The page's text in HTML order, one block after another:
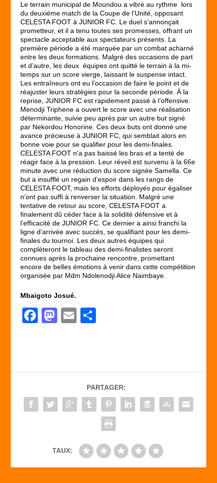
Le terrain municipal de Moundou a vibré au rythme lors
du deuxième match de la Coupe de l’Unité, opposant
CELESTA FOOT à JUNIOR FC. Le duel s’annonçait
prometteur, et il a tenu toutes ses promesses, offrant un
spectacle acceptable aux spectateurs présents. La
première période a été marquée par un combat acharné
entre les deux formations. Malgré des occasions de part
et d’autre, les deux équipes ont quitté le terrain à la mi-
temps sur un score vierge, laissant le suspense intact.
Les entraîneurs ont eu l’occasion de faire le point et de
réajuster leurs stratégies pour la seconde période. À la
reprise, JUNIOR FC est rapidement passé à l’offensive.
Menodji Triphene a ouvert le score avec une réalisation
déterminante, suivie peu après par un autre but signé
par Nekordou Honorine. Ces deux buts ont donné une
avance précieuse à JUNIOR FC, qui semblait alors en
bonne voie pour se qualifier pour les demi-finales.
CELESTA FOOT n’a pas baissé les bras et a tenté de
réagir face à la pression. Leur réveil est survenu à la 66e
minute avec une réduction du score signée Samella. Ce
but a insufflé un regain d’espoir dans les rangs de
CELESTA FOOT, mais les efforts déployés pour égaliser
n’ont pas suffi à renverser la situation. Malgré une
tentative de retour au score, CELESTA FOOT a
finalement dû céder face à la solidité défensive et à
l’efficacité de JUNIOR FC. Ce dernier a ainsi franchi la
ligne d’arrivée avec succès, se qualifiant pour les demi-
finales du tournoi. Les deux autres équipes qui
complèteront le tableau des demi-finalistes seront
connues après la prochaine rencontre, promettant
encore de belles émotions à venir dans cette compétition
organisée par Mdm Ndolenodji Alice Naimbaye.
Mbaigoto Josué.
F
b
o
o
M
d
o
n
E
er
PARTAGER:
TAUX: